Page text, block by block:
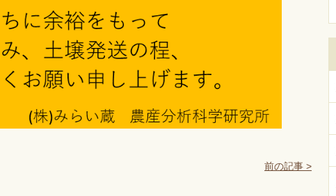
前の記事 >